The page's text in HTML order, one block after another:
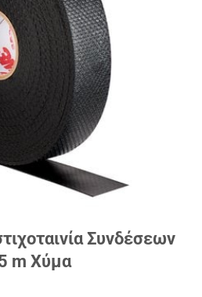
Συνδέσεων
m Χύμα